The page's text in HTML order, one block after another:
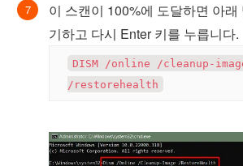
이 스캔이 100%에 도달하면 아
기하고 다시 Enter 키를 누릅니다.
DISM /online /cleanup-
/restorehealth